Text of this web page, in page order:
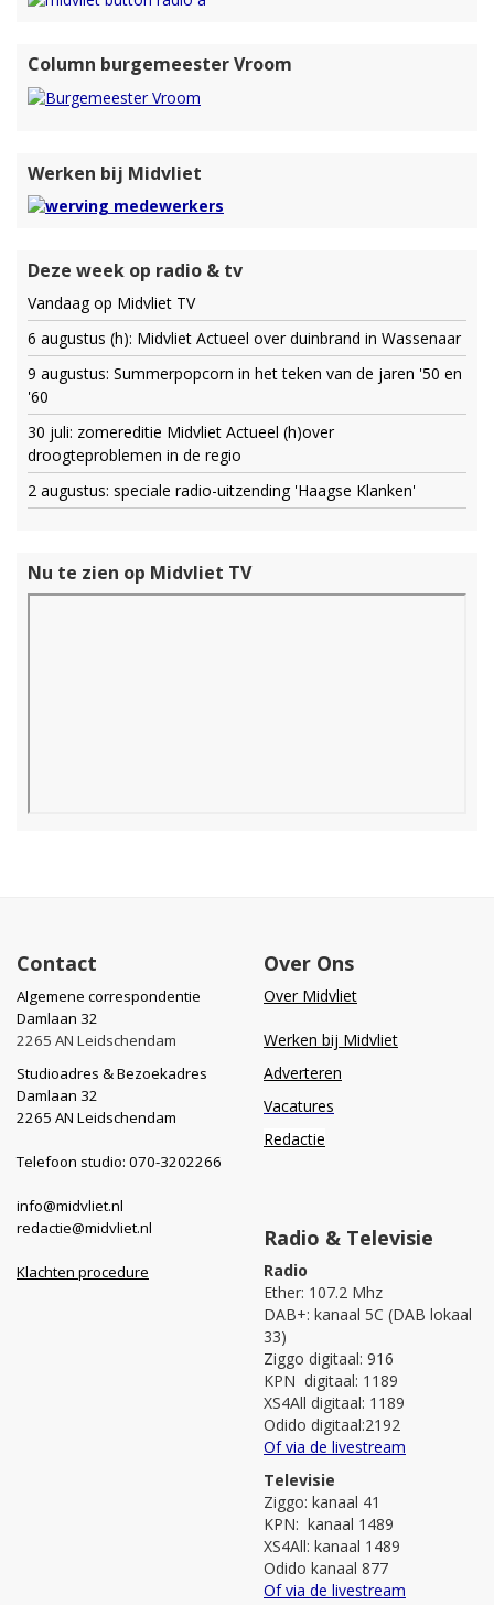
Column burgemeester Vroom
Werken bij Midvliet
Deze week op radio & tv
Vandaag op Midvliet TV
6 augustus (h): Midvliet Actueel over duinbrand in Wassenaar
9 augustus: Summerpopcorn in het teken van de jaren '50 en
'60
30 juli: zomereditie Midvliet Actueel (h)over
droogteproblemen in de regio
2 augustus: speciale radio-uitzending 'Haagse Klanken'
Nu te zien op Midvliet TV
Contact
Algemene correspondentie
Damlaan 32
2265 AN Leidschendam
Studioadres & Bezoekadres
Damlaan 32
2265 AN Leidschendam
Telefoon studio: 070-3202266
info@midvliet.nl
redactie@midvliet.nl
Klachten procedure
Over Ons
Over Midvliet
Werken bij Midvliet
Adverteren
Vacatures
Redactie
Radio & Televisie
Radio
Ether: 107.2 Mhz
DAB+: kanaal 5C (DAB lokaal
33)
Ziggo digitaal: 916
KPN digitaal: 1189
XS4All digitaal: 1189
Odido digitaal:2192
Of via de livestream
Televisie
Ziggo: kanaal 41
KPN: kanaal 1489
XS4All: kanaal 1489
Odido kanaal 877
Of via de livestream